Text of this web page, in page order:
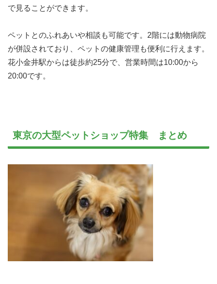
で見ることができます。
ペットとのふれあいや相談も可能です。2階には動物病院
が併設されており、ペットの健康管理も便利に行えます。
花小金井駅からは徒歩約25分で、営業時間は10:00から
20:00です。
東京の大型ペットショップ特集 まとめ